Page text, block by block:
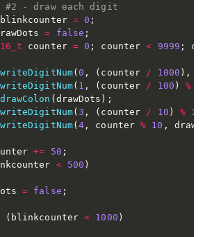
#2 - draw each digit
blinkcounter = 0 ;
= false ;
counter = 0 ; counter < 9999 ;
writeDigitNum(0 , ( counter / 1000 ) ,
writeDigitNum( 1 , ( counter / 100 ) %
drawColon (drawDots ) ;
writeDigitNum(3 , ( counter / 10 ) % 10
writeDigitNum(4 , counter % 10 ,
+= 50 ;
< 500 )
= false ;
( blinkcounter < 1000 )